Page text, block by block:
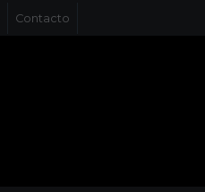
Contacto